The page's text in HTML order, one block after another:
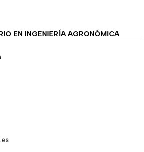
EN INGENIERÍA AGRONÓMICA